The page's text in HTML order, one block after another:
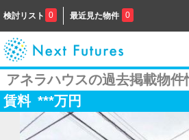
検討リスト 0 最近見た物件 0
アネラハウスの過去掲載物件
賃料 ***万円